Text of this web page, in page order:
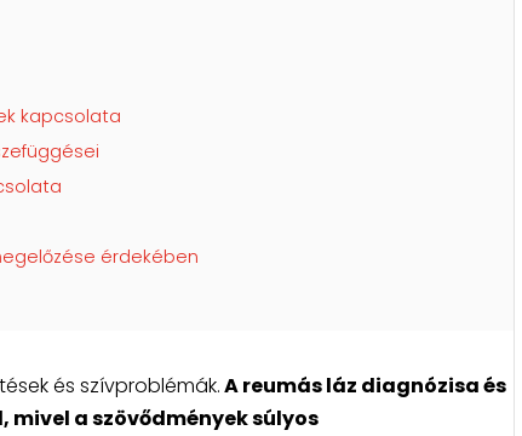
kapcsolata
érdekében
és szívproblémák.A reumás láz diagnózisa és
a szövődmények súlyos